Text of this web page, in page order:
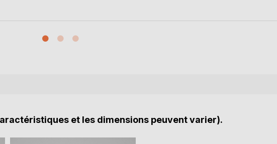
et les dimensions peuvent varier).